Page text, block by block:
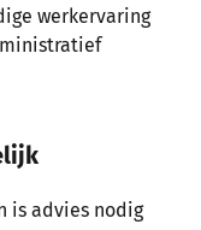
werkervaring
is advies nodig